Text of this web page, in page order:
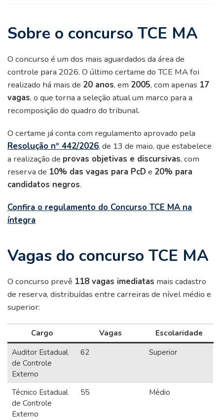
Sobre o concurso TCE MA
O concurso é um dos mais aguardados da área de
controle para 2026. O último certame do TCE MA foi
realizado há mais de 20 anos, em 2005, com apenas 17
vagas, o que torna a seleção atual um marco para a
recomposição do quadro do tribunal.
O certame já conta com regulamento aprovado pela
Resolução nº 442/2026, de 13 de maio, que estabelece
a realização de provas objetivas e discursivas, com
reserva de 10% das vagas para PcD e 20% para
candidatos negros.
Confira o regulamento do Concurso TCE MA na
íntegra
Vagas do concurso TCE MA
O concurso prevê 118 vagas imediatas mais cadastro
de reserva, distribuídas entre carreiras de nível médio e
superior:
Cargo Vagas
Escolaridade
Auditor Estadual
de Controle
Externo
62 Superior
Técnico Estadual
de Controle
Externo
55 Médio